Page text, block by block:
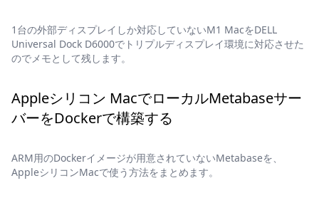
1台の外部ディスプレイしか対応していないM1 MacをDELL
Universal Dock D6000でトリプルディスプレイ環境に対応させた
のでメモとして残します。
Appleシリコン MacでローカルMetabaseサー
バーをDockerで構築する
ARM用のDockerイメージが用意されていないMetabaseを、
AppleシリコンMacで使う方法をまとめます。